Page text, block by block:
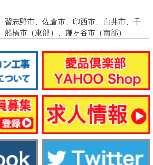
志野市、佐倉市、印西市、白井市、千
船橋市（東部）、鎌ヶ谷市（南部）